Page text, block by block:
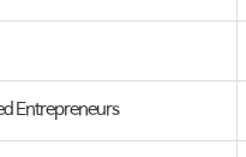
Entrepreneurs